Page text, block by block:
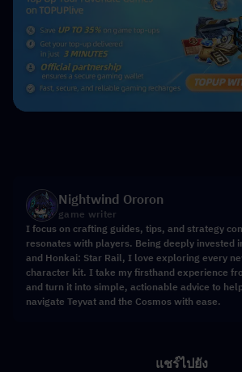
Nightwind Ororon
game writer
I focus on crafting guides, tips, and strategy
resonates with players. Being deeply invested
and Honkai: Star Rail, I love exploring every
character kit. I take my firsthand experience
and turn it into simple, actionable advice to
navigate Teyvat and the Cosmos with ease.
แชร์ไปยัง